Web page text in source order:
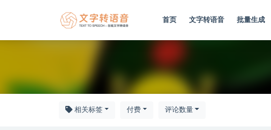
首页 文字转语音 批量生成
相关标签 付费 评论数量